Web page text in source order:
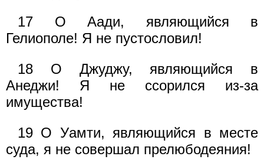
17 О Аади, являющийся в
Гелиополе! Я не пустословил!
18 О Джуджу, являющийся в
Анеджи! Я не ссорился из-за
имущества!
19 О Уамти, являющийся в месте
суда, я не совершал прелюбодеяния!